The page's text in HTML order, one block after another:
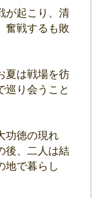
が起こり、清
奮戦するも敗
夏は戦場を彷
巡り会うこと
功徳の現れ
後、二人は結
地で暮らし